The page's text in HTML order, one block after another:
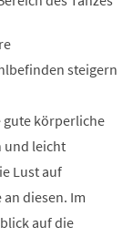
steigern
gute körperliche
und leicht
Lust auf
diesen. Im
auf die